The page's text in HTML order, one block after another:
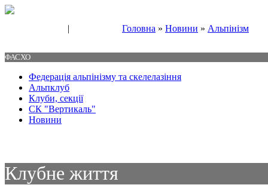
| Головна » Новини » Альпінізм
ФАСХО
Федерація альпінізму та скелелазіння
Альпклуб
Клуби, секції
СК "Вертикаль"
Новини
Клубне життя